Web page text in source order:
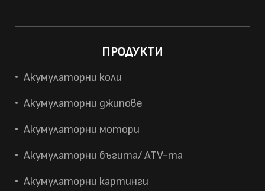
ПРОДУКТИ
Акумулаторни коли
Акумулаторни джипове
Акумулаторни мотори
Акумулаторни бъгита/ ATV-та
Акумулаторни картинги